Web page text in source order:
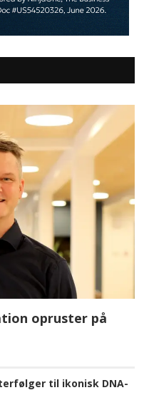
opruster på
til ikonisk DNA-